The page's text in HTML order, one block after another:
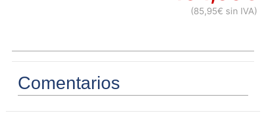
(85,95€ sin IVA)
Comentarios